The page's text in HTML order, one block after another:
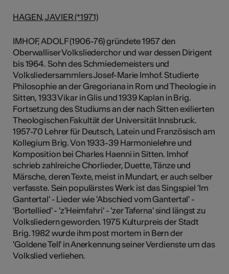
HAGEN, JAVIER (*1971)
IMHOF, ADOLF (1906-76) gründete 1957 den
Oberwalliser Volksliederchor und war dessen Dirigent
bis 1964. Sohn des Schmiedemeisters und
Volksliedersammlers Josef-Marie Imhof. Studierte
Philosophie an der Gregoriana in Rom und Theologie in
Sitten, 1933 Vikar in Glis und 1939 Kaplan in Brig.
Fortsetzung des Studiums an der nach Sitten exilierten
Theologischen Fakultät der Universität Innsbruck.
1957-70 Lehrer für Deutsch, Latein und Französisch am
Kollegium Brig. Von 1933-39 Harmonielehre und
Komposition bei Charles Haenni in Sitten. Imhof
schrieb zahlreiche Chorlieder, Duette, Tänze und
Märsche, deren Texte, meist in Mundart, er auch selber
verfasste. Sein populärstes Werk ist das Singspiel 'Im
Gantertal' - Lieder wie 'Abschied vom Gantertal' -
'Bortellied' - 'z'Heimfahri' - 'zer Taferna' sind längst zu
Volksliedern geworden. 1975 Kulturpreis der Stadt
Brig. 1982 wurde ihm post mortem in Bern der
'Goldene Tell' in Anerkennung seiner Verdienste um das
Volkslied verliehen.